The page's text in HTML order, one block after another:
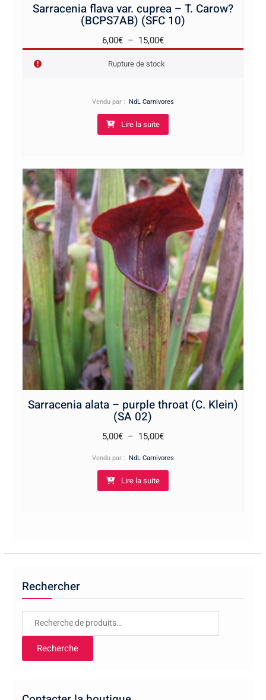
Sarracenia flava var. cuprea – T. Carow?
(BCPS7AB) (SFC 10)
6,00€ – 15,00€Plage
à
15,00€
Rupture de stock
Vendu par : NdL Carnivores
Lire la suite
Sarracenia alata – purple throat (C. Klein)
(SA 02)
5,00€ – 15,00€Plage
Vendu par : NdL Carnivores
Lire la suite
Rechercher
Recherche
Recherche